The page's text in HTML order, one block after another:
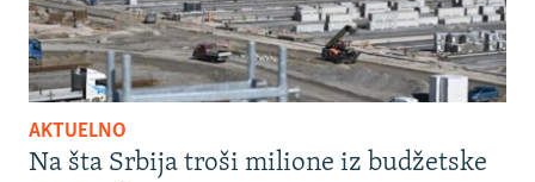
AKTUELNO
Na šta Srbija troši milione iz budžetske